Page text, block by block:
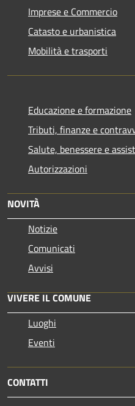
Imprese e Commercio
Catasto e urbanistica
Mobilità e trasporti
Educazione e formazione
Tributi, finanze e
Salute, benessere e
Autorizzazioni
NOVITÀ
Notizie
Comunicati
Avvisi
VIVERE IL COMUNE
Luoghi
Eventi
CONTATTI